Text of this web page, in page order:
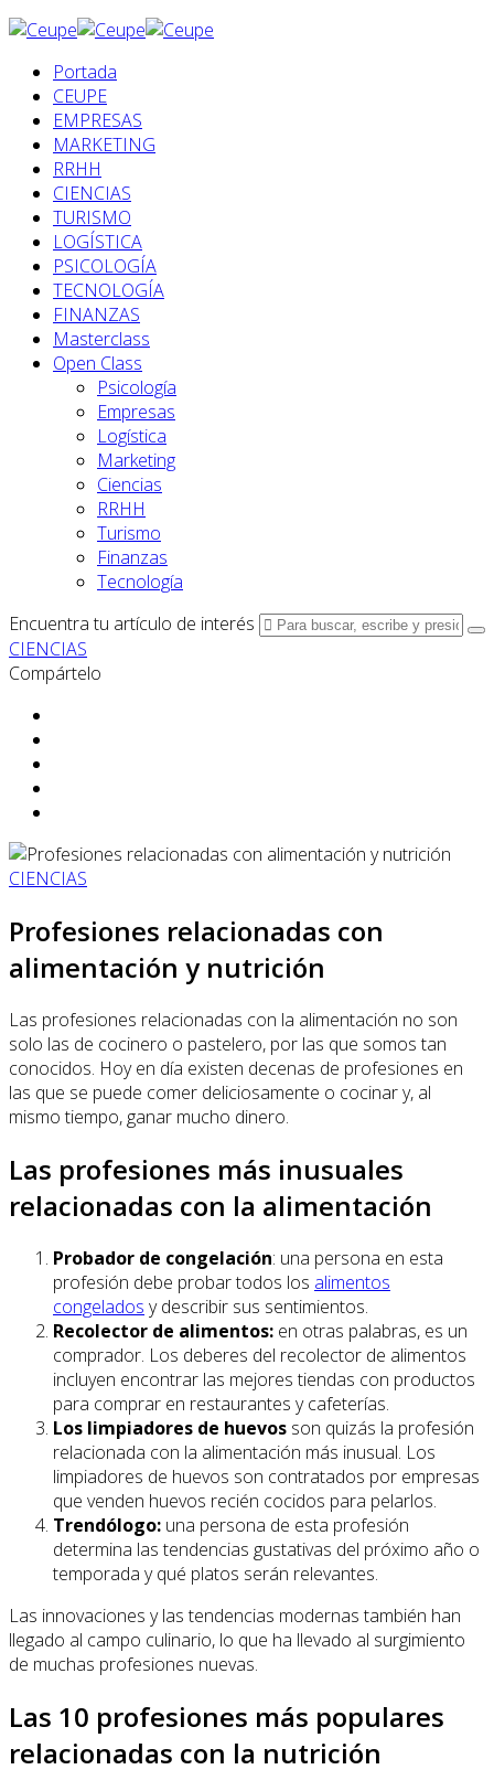
Portada
CEUPE
EMPRESAS
MARKETING
RRHH
CIENCIAS
TURISMO
LOGÍSTICA
PSICOLOGÍA
TECNOLOGÍA
FINANZAS
Masterclass
Open Class
Psicología
Empresas
Logística
Marketing
Ciencias
RRHH
Turismo
Finanzas
Tecnología
Encuentra tu artículo de interés
CIENCIAS
Compártelo
CIENCIAS
Profesiones relacionadas con
alimentación y nutrición
Las profesiones relacionadas con la alimentación no son
solo las de cocinero o pastelero, por las que somos tan
conocidos. Hoy en día existen decenas de profesiones en
las que se puede comer deliciosamente o cocinar y, al
mismo tiempo, ganar mucho dinero.
Las profesiones más inusuales
relacionadas con la alimentación
Probador de congelación: una persona en esta
profesión debe probar todos los alimentos
congelados y describir sus sentimientos.
Recolector de alimentos: en otras palabras, es un
comprador. Los deberes del recolector de alimentos
incluyen encontrar las mejores tiendas con productos
para comprar en restaurantes y cafeterías.
Los limpiadores de huevos son quizás la profesión
relacionada con la alimentación más inusual. Los
limpiadores de huevos son contratados por empresas
que venden huevos recién cocidos para pelarlos.
Trendólogo: una persona de esta profesión
determina las tendencias gustativas del próximo año o
temporada y qué platos serán relevantes.
Las innovaciones y las tendencias modernas también han
llegado al campo culinario, lo que ha llevado al surgimiento
de muchas profesiones nuevas.
Las 10 profesiones más populares
relacionadas con la nutrición